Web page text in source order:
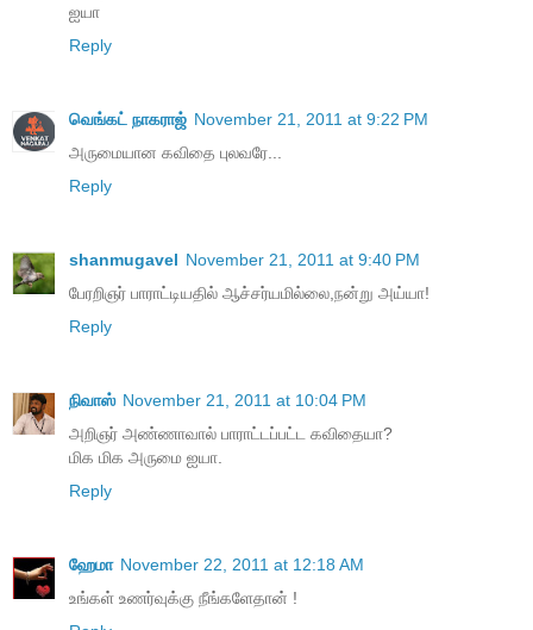
ஐயா
Reply
வெங்கட் நாகராஜ் November 21, 2011 at 9:22 PM
அருமையான கவிதை புலவரே...
Reply
shanmugavel November 21, 2011 at 9:40 PM
பேரறிஞர் பாராட்டியதில் ஆச்சர்யமில்லை,நன்று அய்யா!
Reply
நிவாஸ் November 21, 2011 at 10:04 PM
அறிஞர் அண்ணாவால் பாராட்டப்பட்ட கவிதையா?
மிக மிக அருமை ஐயா.
Reply
ஹேமா November 22, 2011 at 12:18 AM
உங்கள் உணர்வுக்கு நீங்களேதான் !